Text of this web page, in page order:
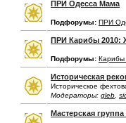
ПРИ Одесса Мама
Подфорумы: ПРИ
ПРИ Карибы 2010:
Подфорумы:
Историческая
Историческое
Модераторы: gleb
Мастерская